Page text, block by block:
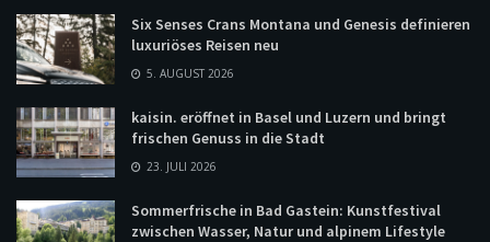
Six Senses Crans Montana und Genesis definieren
luxuriöses Reisen neu
5. AUGUST 2026
kaisin. eröffnet in Basel und Luzern und bringt
frischen Genuss in die Stadt
23. JULI 2026
Sommerfrische in Bad Gastein: Kunstfestival
zwischen Wasser, Natur und alpinem Lifestyle